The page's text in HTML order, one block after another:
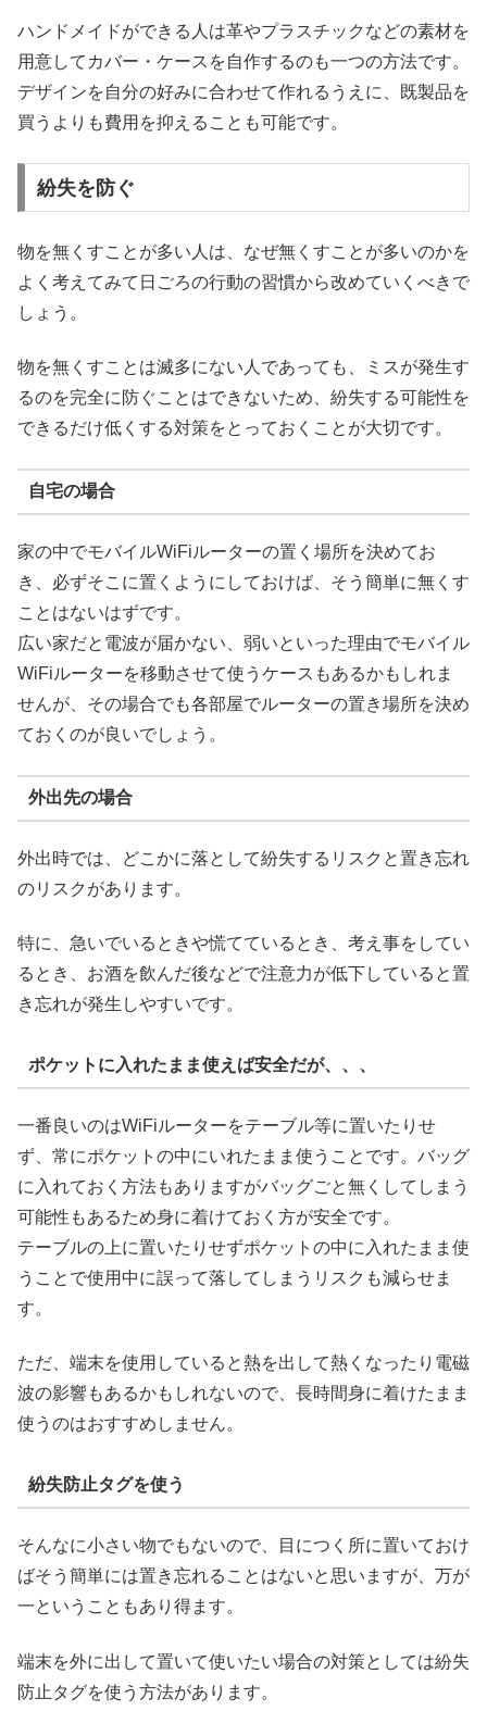
ハンドメイドができる人は革やプラスチックなどの素材を
用意してカバー・ケースを自作するのも一つの方法です。
デザインを自分の好みに合わせて作れるうえに、既製品を
買うよりも費用を抑えることも可能です。
紛失を防ぐ
物を無くすことが多い人は、なぜ無くすことが多いのかを
よく考えてみて日ごろの行動の習慣から改めていくべきで
しょう。
物を無くすことは滅多にない人であっても、ミスが発生す
るのを完全に防ぐことはできないため、紛失する可能性を
できるだけ低くする対策をとっておくことが大切です。
自宅の場合
家の中でモバイルWiFiルーターの置く場所を決めてお
き、必ずそこに置くようにしておけば、そう簡単に無くす
ことはないはずです。
広い家だと電波が届かない、弱いといった理由でモバイル
WiFiルーターを移動させて使うケースもあるかもしれま
せんが、その場合でも各部屋でルーターの置き場所を決め
ておくのが良いでしょう。
外出先の場合
外出時では、どこかに落として紛失するリスクと置き忘れ
のリスクがあります。
特に、急いでいるときや慌てているとき、考え事をしてい
るとき、お酒を飲んだ後などで注意力が低下していると置
き忘れが発生しやすいです。
ポケットに入れたまま使えば安全だが、、、
一番良いのはWiFiルーターをテーブル等に置いたりせ
ず、常にポケットの中にいれたまま使うことです。バッグ
に入れておく方法もありますがバッグごと無くしてしまう
可能性もあるため身に着けておく方が安全です。
テーブルの上に置いたりせずポケットの中に入れたまま使
うことで使用中に誤って落してしまうリスクも減らせま
す。
ただ、端末を使用していると熱を出して熱くなったり電磁
波の影響もあるかもしれないので、長時間身に着けたまま
使うのはおすすめしません。
紛失防止タグを使う
そんなに小さい物でもないので、目につく所に置いておけ
ばそう簡単には置き忘れることはないと思いますが、万が
一ということもあり得ます。
端末を外に出して置いて使いたい場合の対策としては紛失
防止タグを使う方法があります。